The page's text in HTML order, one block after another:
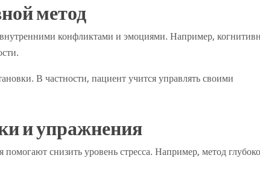
метод
конфликтами и эмоциями. Например,
В частности, пациент учится управлять своими
и упражнения
снизить уровень стресса. Например, метод